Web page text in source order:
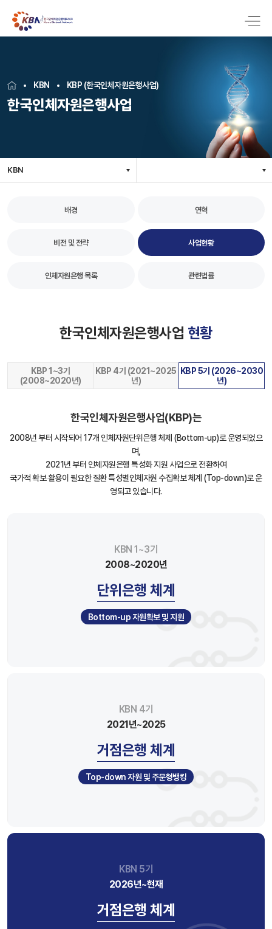
KBN KBP (한국인체자원은행사업)
한국인체자원은행사업
KBN
배경 연혁
비전 및 전략 사업현황
인체자원은행 목록 관련법률
한국인체자원은행사업 현황
KBP 1~3기
(2008~2020년)
KBP 4기 (2021~2025
년)
KBP 5기 (2026~2030
년)
한국인체자원은행사업(KBP)는
2008년 부터 시작되어 17개 인체자원단위은행 체제 (Bottom-up)로 운영되었으
며,
2021년 부터 인체자원은행 특성화 지원 사업으로 전환하여
국가적 확보‧활용이 필요한 질환 특성별인체자원 수집확보 체계 (Top-down)로 운
영되고 있습니다.
KBN 1~3기
2008~2020년
단위은행 체계
Bottom-up 자원확보 및 지원
KBN 4기
2021년~2025
거점은행 체계
Top-down 자원 및 주문형뱅킹
KBN 5기
2026년~현재
거점은행 체계